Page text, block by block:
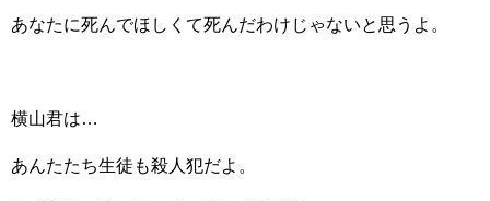
あなたに死んでほしくて死んだわけじゃないと思うよ。
横山君は…
あんたたち生徒も殺人犯だよ。